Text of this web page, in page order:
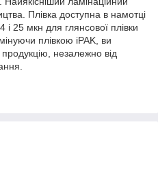
Плівка доступна в намотці
25 мкн для глянсової плівки
плівкою iPAK, ви
незалежно від